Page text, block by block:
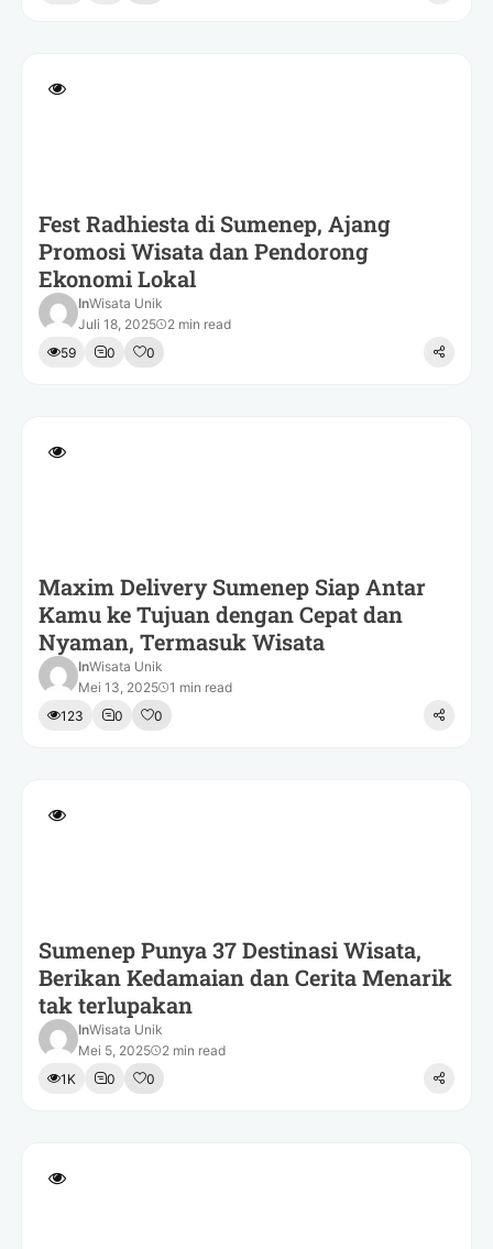
Fest Radhiesta di Sumenep, Ajang
Promosi Wisata dan Pendorong
Ekonomi Lokal
InWisata Unik
Juli 18, 2025
2 min read
59
0 0
Maxim Delivery Sumenep Siap Antar
Kamu ke Tujuan dengan Cepat dan
Nyaman, Termasuk Wisata
InWisata Unik
Mei 13, 2025
1 min read
123
0 0
Sumenep Punya 37 Destinasi Wisata,
Berikan Kedamaian dan Cerita Menarik
tak terlupakan
InWisata Unik
Mei 5, 2025
2 min read
1K
0 0